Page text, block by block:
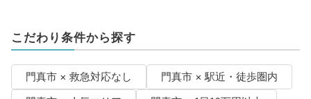
こだわり条件から探す
門真市 × 救急対応なし
門真市 × 駅近・徒歩圏内